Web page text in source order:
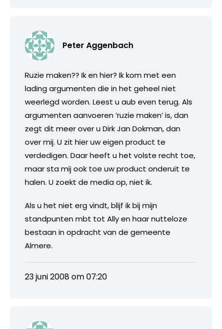
Peter Aggenbach
Ruzie maken?? Ik en hier? Ik kom met een
lading argumenten die in het geheel niet
weerlegd worden. Leest u aub even terug. Als
argumenten aanvoeren ‘ruzie maken’ is, dan
zegt dit meer over u Dirk Jan Dokman, dan
over mij. U zit hier uw eigen product te
verdedigen. Daar heeft u het volste recht toe,
maar sta mij ook toe uw product onderuit te
halen. U zoekt de media op, niet ik.
Als u het niet erg vindt, blijf ik bij mijn
standpunten mbt tot Ally en haar nutteloze
bestaan in opdracht van de gemeente
Almere.
23 juni 2008 om 07:20